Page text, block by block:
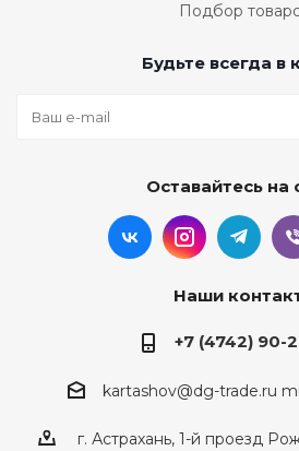
Подбор
Будьте всегда в
Оставайтесь на
Наши
+7 (4742) 90-
kartashov@dg-trade.ru
г. Астрахань, 1-й проезд